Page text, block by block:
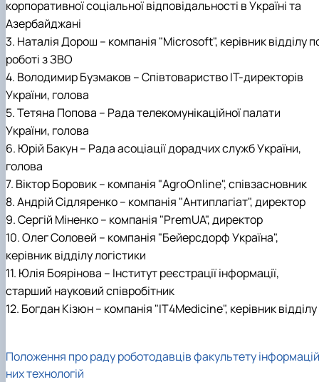
корпоративної соціальної відповідальності в Україні та
Азербайджані
3. Наталія Дорош – компанія "Microsoft", керівник відділу
роботі з ЗВО
4. Володимир Бузмаков – Співтовариство ІТ-директорів
України, голова
5. Тетяна Попова – Рада телекомунікаційної палати
України, голова
6. Юрій Бакун – Рада асоціації дорадчих служб України,
голова
7. Віктор Боровик – компанія "AgroOnline", співзасновник
8. Андрій Сідляренко – компанія "Антиплагіат", директор
9. Сергій Міненко – компанія "PremUA", директор
10. Олег Соловей – компанія "Бейерсдорф Україна",
керівник відділу логістики
11. Юлія Боярінова – Інститут реєстрації інформації,
старший науковий співробітник
12. Богдан Кізюн – компанія "IT4Medicine", керівник відділу
Положення про раду роботодавців факультету інформацій
них технологій